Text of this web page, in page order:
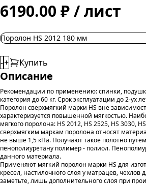
6190.00 ₽ / лист
Поролон HS 2012 180 мм
-+ Купить
Описание
Рекомендации по применению: спинки,
категория до 60 кг. Срок эксплуатации до 2-ух
Поролон сверхмягкий марки HS вне
характеризуется повышенной мягкостью.
мягкого поролона: HS 2012, HS 2525, HS 3030,
сверхмягким маркам поролона относят
не выше 1,5 кПа. Получают такое полотно
пенополиуретану полимер - полиол.
данного материала.
Применяют мягкий поролон марки HS для
кресел, настилочного слоя у матрацев, чехлов
заметьте, лишь дополнительного слоя при